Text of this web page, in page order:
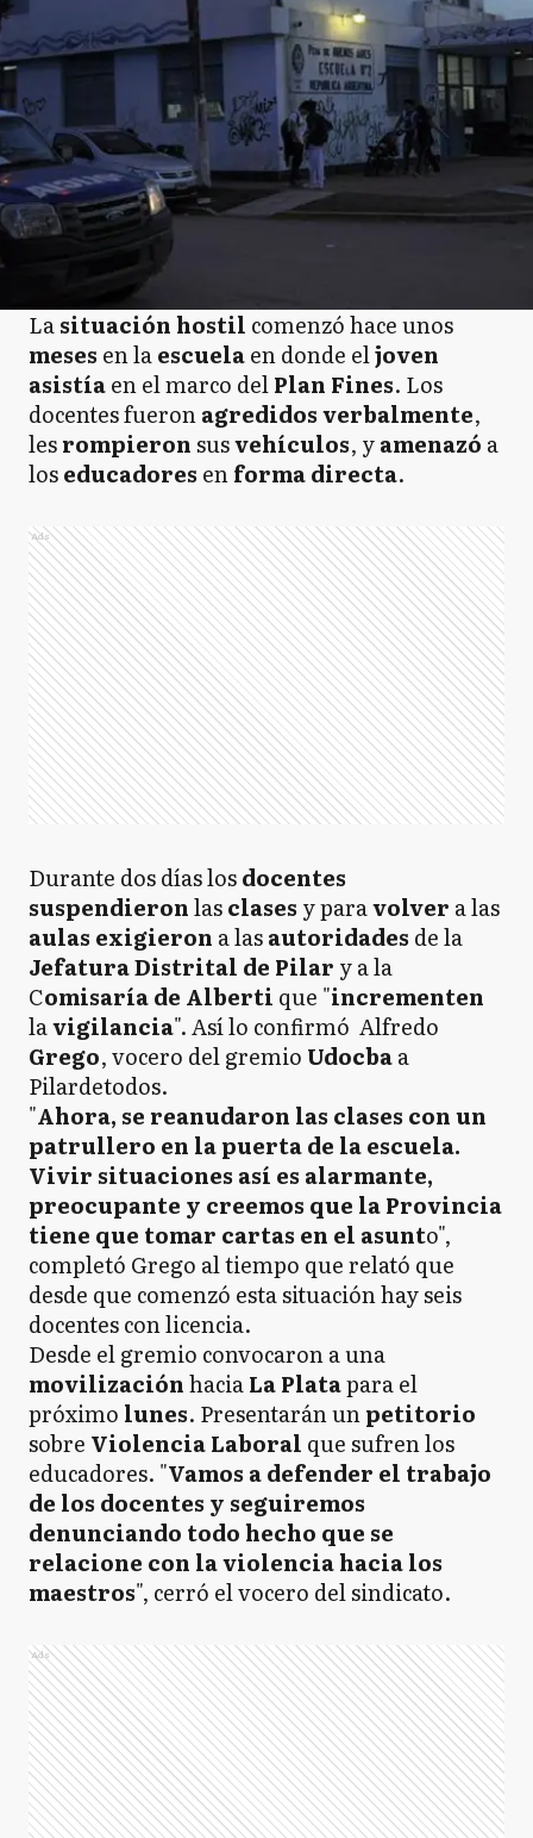
Lasituación hostil comenzó hace unos
meses en laescuelaen donde eljoven
asistíaen el marco delPlan Fines. Los
docentes fueronagredidos verbalmente,
lesrompieronsusvehículos, yamenazó a
loseducadores enforma directa.
Ads
Durante dos días losdocentes
suspendieronlasclases y paravolver a las
aulas exigieron a lasautoridades de la
Jefatura Distrital de Pilar y a la
Comisaría de Alberti que "incrementen
lavigilancia". Así lo confirmó Alfredo
Grego, vocero del gremio Udocbaa
Pilardetodos.
"Ahora, se reanudaron las clases con un
patrullero en la puerta de la escuela.
Vivir situaciones así es alarmante,
preocupante y creemos que la Provincia
tiene que tomar cartas en el asunto",
completó Grego al tiempo que relató que
desde que comenzó esta situación hay seis
docentes con licencia.
Desde el gremio convocaron a una
movilizaciónhaciaLa Platapara el
próximo lunes. Presentarán unpetitorio
sobre ViolenciaLaboral que sufren los
educadores. "Vamos a defender el trabajo
de los docentes y seguiremos
denunciando todo hecho que se
relacione con la violencia hacia los
maestros", cerró el vocero del sindicato.
Ads